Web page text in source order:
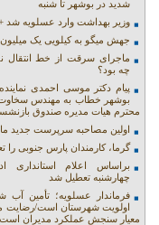
شدید در بوشهر تا شنبه
وزیر بهداشت وارد عسلویه
جهش میگو به کیلویی یک
ماجرای سرقت از خط انتقال
چه بود؟
پیام دکتر موسی احمدی
بوشهر خطاب به مهندس
محترم هیات مدیره صندوق
اولین مصاحبه سرپرست جدید
گرما، کارمندان پارس جنوبی را
براساس اعلام استانداری
چهارشنبه تعطیل شد
فرماندار عسلویه؛ تأمین آب
اولویت شهرستان است/رضایت
معیار سنجش عملکرد مدیران است